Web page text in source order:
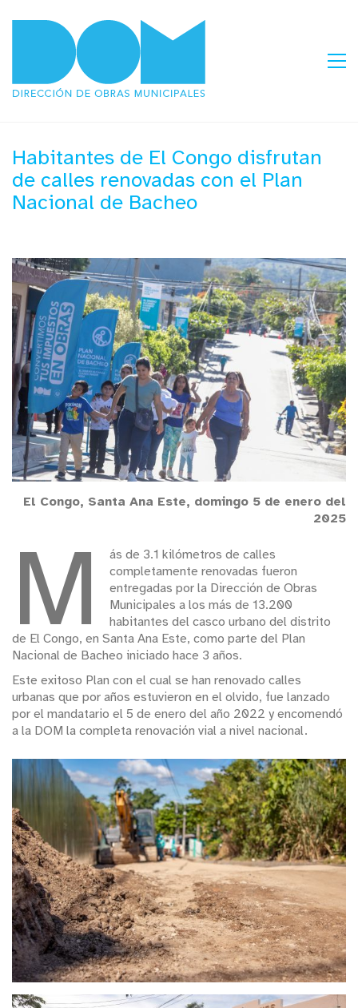
Habitantes de El Congo disfrutan
de calles renovadas con el Plan
Nacional de Bacheo
El Congo, Santa Ana Este, domingo 5 de enero del
2025
M
ás de 3.1 kilómetros de calles
completamente renovadas fueron
entregadas por la Dirección de Obras
Municipales a los más de 13.200
habitantes del casco urbano del distrito
de El Congo, en Santa Ana Este, como parte del Plan
Nacional de Bacheo iniciado hace 3 años.
Este exitoso Plan con el cual se han renovado calles
urbanas que por años estuvieron en el olvido, fue lanzado
por el mandatario el 5 de enero del año 2022 y encomendó
a la DOM la completa renovación vial a nivel nacional.